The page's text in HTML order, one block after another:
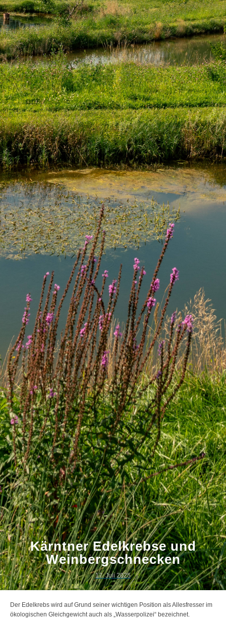
Kärntner Edelkrebse und
Weinbergschnecken
17. Juli 2025
Der Edelkrebs wird auf Grund seiner wichtigen Position als Allesfresser im
ökologischen Gleichgewicht auch als „Wasserpolizei“ bezeichnet.